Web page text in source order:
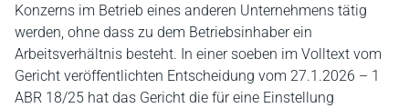
Konzerns im Betrieb eines anderen Unternehmens tätig
werden, ohne dass zu dem Betriebsinhaber ein
Arbeitsverhältnis besteht. In einer soeben im Volltext vom
Gericht veröffentlichten Entscheidung vom 27.1.2026 – 1
ABR 18/25 hat das Gericht die für eine Einstellung